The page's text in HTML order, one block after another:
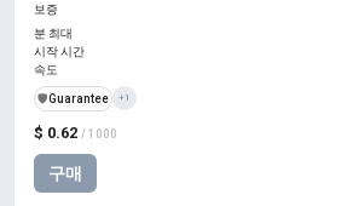
$ 0.62 / 1000
구매
보증
분 최대
시작 시간
속도
️🛡️Guarantee +1